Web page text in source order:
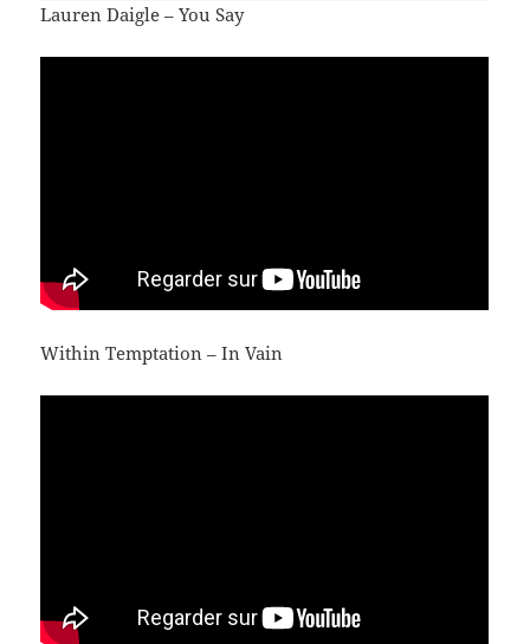
Lauren Daigle – You Say
Within Temptation – In Vain